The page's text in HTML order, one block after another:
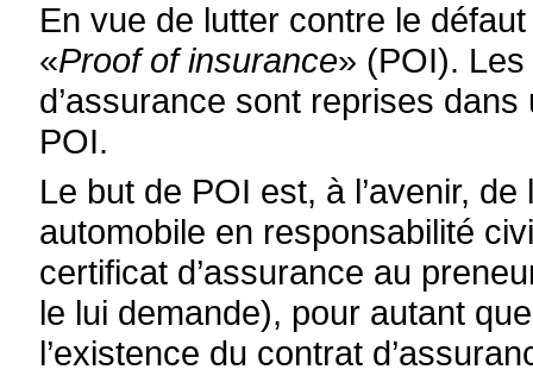
En vue de lutter contre le
«Proof of insurance» (POI).
d’assurance sont reprises
POI.
Le but de POI est, à l’avenir,
automobile en responsabilité
certificat d’assurance au
le lui demande), pour autant
l’existence du contrat